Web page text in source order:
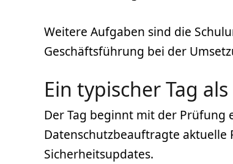
Weitere Aufgaben sind die
Geschäftsführung bei der
Ein typischer Tag
Der Tag beginnt mit der
Datenschutzbeauftragte aktuelle
Sicherheitsupdates.